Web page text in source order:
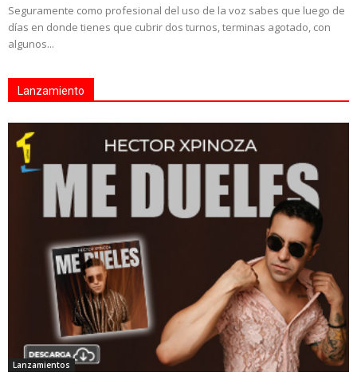
Seguramente como profesional del uso de la voz sabes que luego de
días en donde tienes que cubrir dos turnos, terminas agotado, con
algunos...
Lanzamiento
Lanzamientos